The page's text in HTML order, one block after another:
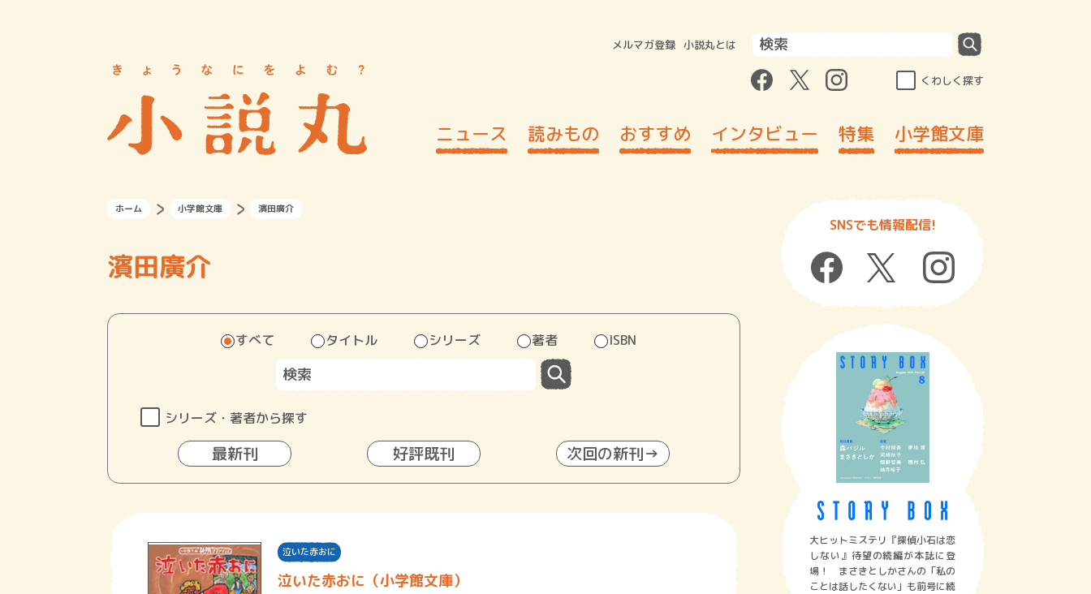
メルマガ登録 小説丸とは
くわしく探す
ニュース 読みもの おすすめ インタビュー 特集 小学館文庫
ホーム 小学館文庫 濱田廣介
濱田廣介
すべて タイトル シリーズ 著者 ISBN
シリーズ・著者から探す
最新刊 好評既刊 次回の新刊→
泣いた赤おに
泣いた赤おに（小学館文庫）
SNSでも情報配信!
大ヒットミステリ『探偵小石は恋
しない』待望の続編が本誌に登
場！ まさきとしかさんの「私の
ことは話したくない」も前号に続